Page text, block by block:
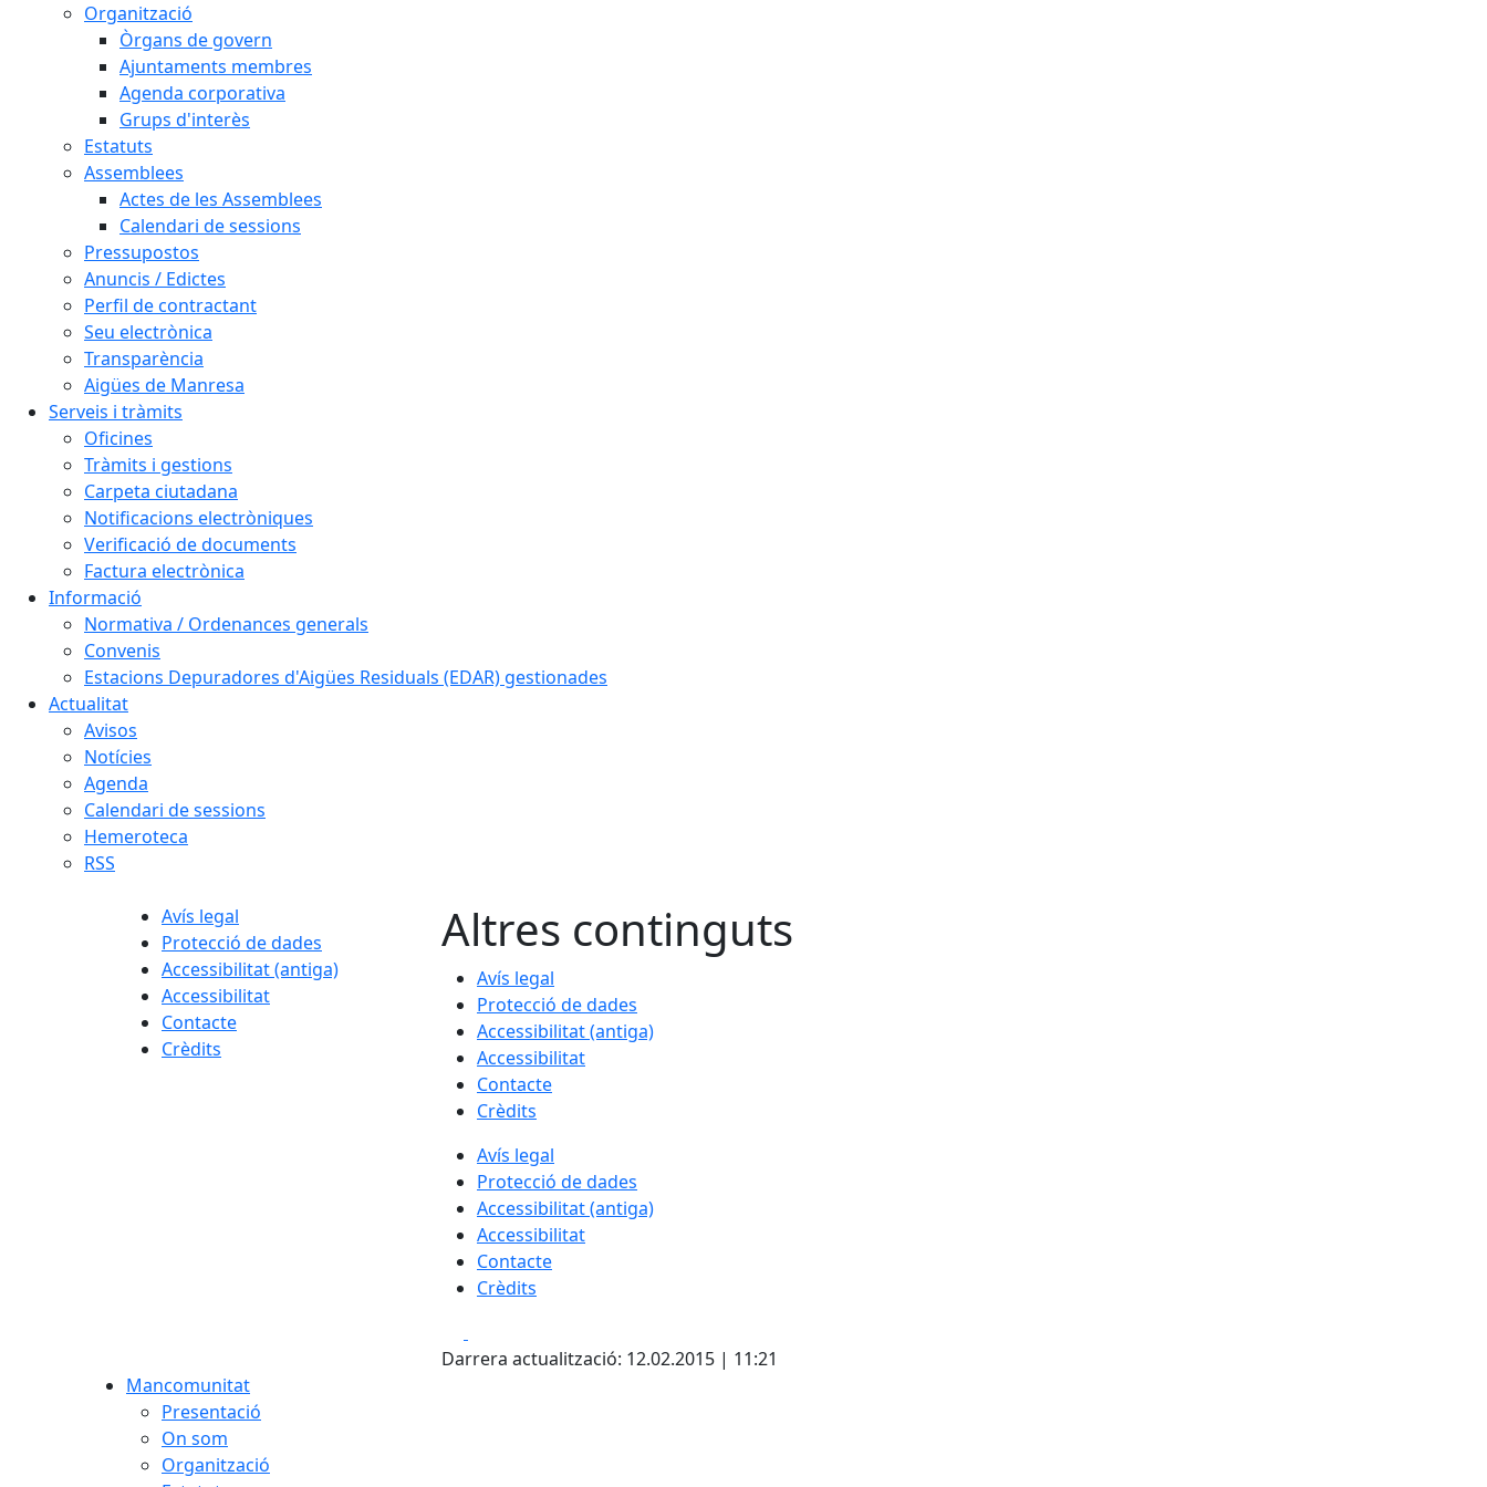
Organització
Òrgans de govern
Ajuntaments membres
Agenda corporativa
Grups d'interès
Estatuts
Assemblees
Actes de les Assemblees
Calendari de sessions
Pressupostos
Anuncis / Edictes
Perfil de contractant
Seu electrònica
Transparència
Aigües de Manresa
Serveis i tràmits
Oficines
Tràmits i gestions
Carpeta ciutadana
Notificacions electròniques
Verificació de documents
Factura electrònica
Informació
Normativa / Ordenances generals
Convenis
Estacions Depuradores d'Aigües Residuals (EDAR) gestionades
Actualitat
Avisos
Notícies
Agenda
Calendari de sessions
Hemeroteca
RSS
Avís legal
Protecció de dades
Accessibilitat (antiga)
Accessibilitat
Contacte
Crèdits
Altres continguts
Avís legal
Protecció de dades
Accessibilitat (antiga)
Accessibilitat
Contacte
Crèdits
Avís legal
Protecció de dades
Accessibilitat (antiga)
Accessibilitat
Contacte
Crèdits
Darrera actualització: 12.02.2015 | 11:21
Mancomunitat
Presentació
On som
Organització